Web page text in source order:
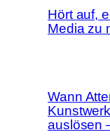
Hört auf,
Media zu
Wann
auslösen